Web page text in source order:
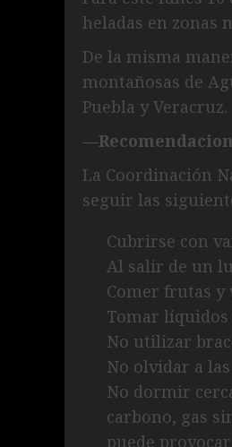
heladas en zonas
De la misma
montañosas de
Puebla y Veracruz.
La Coordinación
seguir las
Cubrirse con
Al salir de un
Comer frutas y
Tomar
No utilizar
No olvidar a
No dormir
carbono, gas
puede